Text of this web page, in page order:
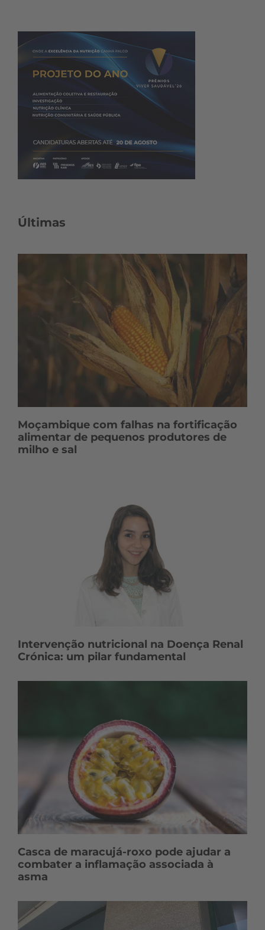
Últimas
Moçambique com falhas na fortificação
alimentar de pequenos produtores de
milho e sal
Intervenção nutricional na Doença Renal
Crónica: um pilar fundamental
Casca de maracujá-roxo pode ajudar a
combater a inflamação associada à
asma